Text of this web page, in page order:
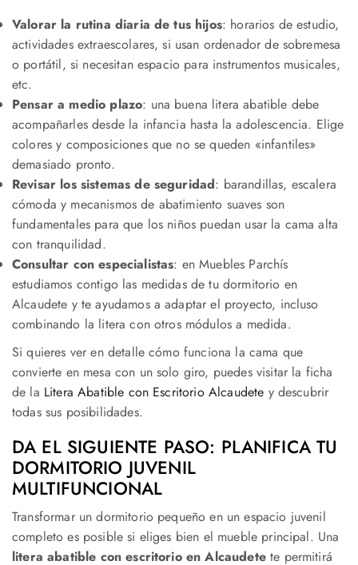
Valorar la rutina diaria de tus hijos: horarios de estudio,
actividades extraescolares, si usan ordenador de sobremesa
o portátil, si necesitan espacio para instrumentos musicales,
etc.
Pensar a medio plazo: una buena litera abatible debe
acompañarles desde la infancia hasta la adolescencia. Elige
colores y composiciones que no se queden «infantiles»
demasiado pronto.
Revisar los sistemas de seguridad: barandillas, escalera
cómoda y mecanismos de abatimiento suaves son
fundamentales para que los niños puedan usar la cama alta
con tranquilidad.
Consultar con especialistas: en Muebles Parchís
estudiamos contigo las medidas de tu dormitorio en
Alcaudete y te ayudamos a adaptar el proyecto, incluso
combinando la litera con otros módulos a medida.
Si quieres ver en detalle cómo funciona la cama que
convierte en mesa con un solo giro, puedes visitar la ficha
de la Litera Abatible con Escritorio Alcaudete y descubrir
todas sus posibilidades.
DA EL SIGUIENTE PASO: PLANIFICA TU
DORMITORIO JUVENIL
MULTIFUNCIONAL
Transformar un dormitorio pequeño en un espacio juvenil
completo es posible si eliges bien el mueble principal. Una
litera abatible con escritorio en Alcaudetete permitirá